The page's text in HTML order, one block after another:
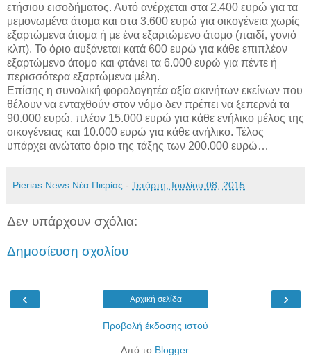
ετήσιου εισοδήματος. Αυτό ανέρχεται στα 2.400 ευρώ για τα
μεμονωμένα άτομα και στα 3.600 ευρώ για οικογένεια χωρίς
εξαρτώμενα άτομα ή με ένα εξαρτώμενο άτομο (παιδί, γονιό
κλπ). Το όριο αυξάνεται κατά 600 ευρώ για κάθε επιπλέον
εξαρτώμενο άτομο και φτάνει τα 6.000 ευρώ για πέντε ή
περισσότερα εξαρτώμενα μέλη.
Επίσης η συνολική φορολογητέα αξία ακινήτων εκείνων που
θέλουν να ενταχθούν στον νόμο δεν πρέπει να ξεπερνά τα
90.000 ευρώ, πλέον 15.000 ευρώ για κάθε ενήλικο μέλος της
οικογένειας και 10.000 ευρώ για κάθε ανήλικο. Τέλος
υπάρχει ανώτατο όριο της τάξης των 200.000 ευρώ…
Pierias News Νέα Πιερίας - Τετάρτη, Ιουλίου 08, 2015
Δεν υπάρχουν σχόλια:
Δημοσίευση σχολίου
‹ ›
Αρχική σελίδα
Προβολή έκδοσης ιστού
Από το Blogger.